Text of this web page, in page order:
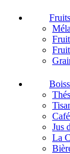
Jus
La